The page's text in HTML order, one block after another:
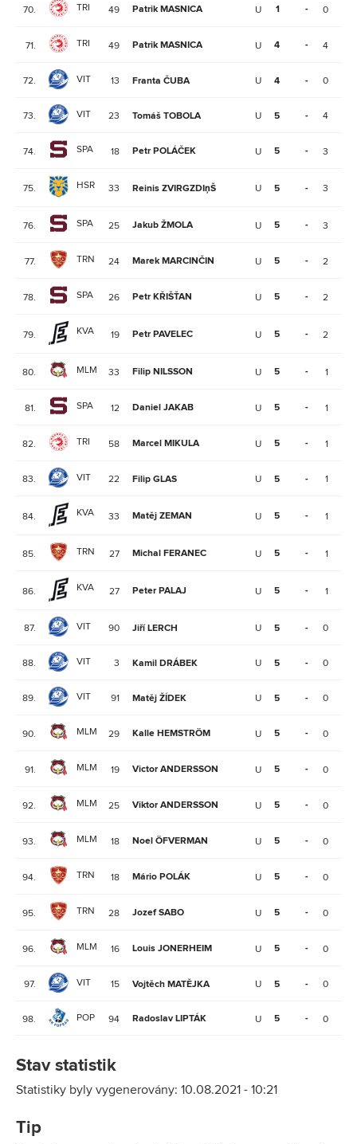
70. TRI 49 Patrik MASNICA U 1 - 0
71. TRI 49 Patrik MASNICA U 4 - 4
72. VIT 13 Franta ČUBA U 4 - 0
73. VIT 23 Tomáš TOBOLA U 5 - 4
74. SPA 18 Petr POLÁČEK U 5 - 3
75. HSR 33 Reinis ZVIRGZDIņŠ U 5 - 3
76. SPA 25 Jakub ŽMOLA U 5 - 3
77. TRN 24 Marek MARCINČIN U 5 - 2
78. SPA 26 Petr KŘIŠŤAN U 5 - 2
79. KVA 19 Petr PAVELEC U 5 - 2
80. MLM 33 Filip NILSSON U 5 - 1
81. SPA 12 Daniel JAKAB U 5 - 1
82. TRI 58 Marcel MIKULA U 5 - 1
83. VIT 22 Filip GLAS U 5 - 1
84. KVA 33 Matěj ZEMAN U 5 - 1
85. TRN 27 Michal FERANEC U 5 - 1
86. KVA 27 Peter PALAJ U 5 - 1
87. VIT 90 Jiří LERCH U 5 - 0
88. VIT 3 Kamil DRÁBEK U 5 - 0
89. VIT 91 Matěj ŽÍDEK U 5 - 0
90. MLM 29 Kalle HEMSTRÖM U 5 - 0
91. MLM 19 Victor ANDERSSON U 5 - 0
92. MLM 25 Viktor ANDERSSON U 5 - 0
93. MLM 18 Noel ÖFVERMAN U 5 - 0
94. TRN 18 Mário POLÁK U 5 - 0
95. TRN 28 Jozef SABO U 5 - 0
96. MLM 16 Louis JONERHEIM U 5 - 0
97. VIT 15 Vojtěch MATĚJKA U 5 - 0
98. POP 94 Radoslav LIPTÁK U 5 - 0
Stav statistik
Statistiky byly vygenerovány: 10.08.2021 - 10:21
Tip